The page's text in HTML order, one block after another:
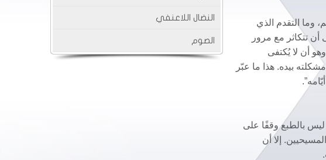
وما التقدم الذي
تتكاثر مع مرور
أن لا يُكتفى
بيده. هذا ما عبّر
ليس بالطبع وقفًا على
إلا أن
النضال اللاعنفي
الصوم